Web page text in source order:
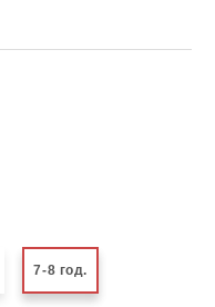
7-8 год.